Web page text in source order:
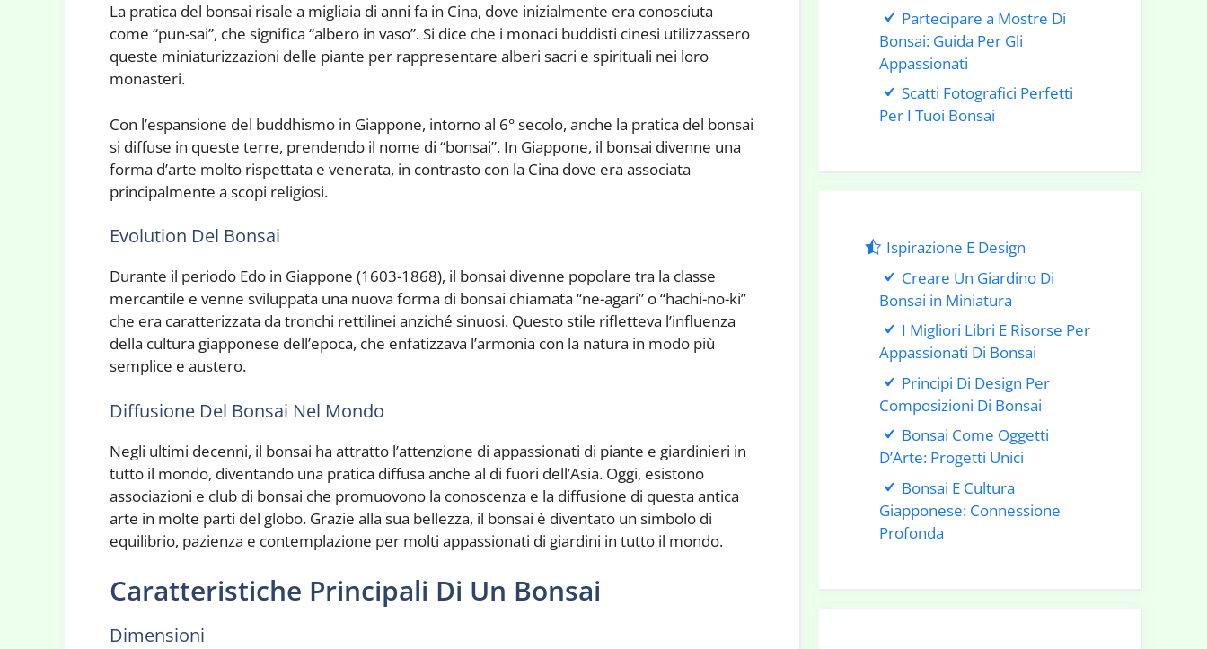
La pratica del bonsai risale a migliaia di anni fa in Cina, dove inizialmente era conosciuta
come “pun-sai”, che significa “albero in vaso”. Si dice che i monaci buddisti cinesi utilizzassero
queste miniaturizzazioni delle piante per rappresentare alberi sacri e spirituali nei loro
monasteri.
Con l’espansione del buddhismo in Giappone, intorno al 6° secolo, anche la pratica del bonsai
si diffuse in queste terre, prendendo il nome di “bonsai”. In Giappone, il bonsai divenne una
forma d’arte molto rispettata e venerata, in contrasto con la Cina dove era associata
principalmente a scopi religiosi.
Evolution Del Bonsai
Durante il periodo Edo in Giappone (1603-1868), il bonsai divenne popolare tra la classe
mercantile e venne sviluppata una nuova forma di bonsai chiamata “ne-agari” o “hachi-no-ki”
che era caratterizzata da tronchi rettilinei anziché sinuosi. Questo stile rifletteva l’influenza
della cultura giapponese dell’epoca, che enfatizzava l’armonia con la natura in modo più
semplice e austero.
Diffusione Del Bonsai Nel Mondo
Negli ultimi decenni, il bonsai ha attratto l’attenzione di appassionati di piante e giardinieri in
tutto il mondo, diventando una pratica diffusa anche al di fuori dell’Asia. Oggi, esistono
associazioni e club di bonsai che promuovono la conoscenza e la diffusione di questa antica
arte in molte parti del globo. Grazie alla sua bellezza, il bonsai è diventato un simbolo di
equilibrio, pazienza e contemplazione per molti appassionati di giardini in tutto il mondo.
Caratteristiche Principali Di Un Bonsai
Dimensioni
Partecipare a Mostre Di
Bonsai: Guida Per Gli
Appassionati
Scatti Fotografici Perfetti
Per I Tuoi Bonsai
Ispirazione E Design
Creare Un Giardino Di
Bonsai in Miniatura
I Migliori Libri E Risorse Per
Appassionati Di Bonsai
Principi Di Design Per
Composizioni Di Bonsai
Bonsai Come Oggetti
D’Arte: Progetti Unici
Bonsai E Cultura
Giapponese: Connessione
Profonda